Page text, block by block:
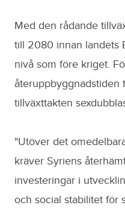
Med den rådande
till 2080 innan landets
nivå som före kriget.
återuppbyggnadstiden
tillväxttakten
"Utöver det
kräver Syriens
investeringar i
och social stabilitet för